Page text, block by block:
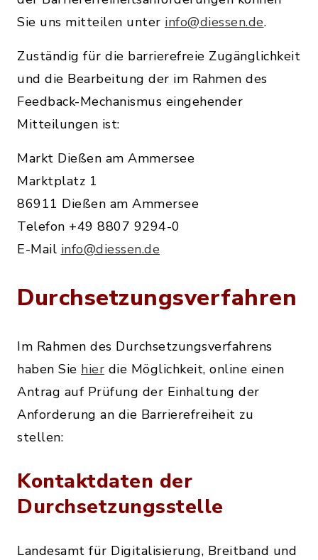
Sie uns mitteilen unter info@diessen.de.
Zuständig für die barrierefreie Zugänglichkeit
und die Bearbeitung der im Rahmen des
Feedback-Mechanismus eingehender
Mitteilungen ist:
Markt Dießen am Ammersee
Marktplatz 1
86911 Dießen am Ammersee
Telefon +49 8807 9294-0
E-Mail info@diessen.de
Durchsetzungsverfahren
Im Rahmen des Durchsetzungsverfahrens
haben Sie hier die Möglichkeit, online einen
Antrag auf Prüfung der Einhaltung der
Anforderung an die Barrierefreiheit zu
stellen:
Kontaktdaten der
Durchsetzungsstelle
Landesamt für Digitalisierung, Breitband und